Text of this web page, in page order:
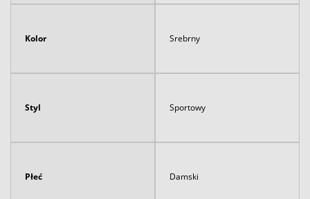
Kolor Srebrny
Styl Sportowy
Płeć Damski